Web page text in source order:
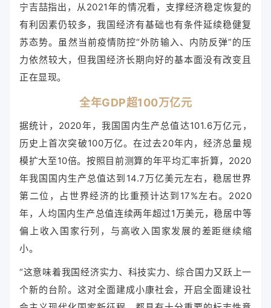
宁吉喆指出，从2021年的情况看，支撑经济稳定恢复的
有利因素仍较多，我国经济有基础也有条件延续稳健复
苏态势。虽然当前疫情防控“外防输入、内防反弹”的压
力依然较大，但我国经济长期向好的基本面没有改变且
正在显现。
全年GDP超100万亿元
据统计，2020年，我国国内生产总值达101.6万亿元，
历史上首次突破100万亿。在过去20年内，经济总量规
模扩大至10倍。按照目前测算的年平均汇率折算，2020
年我国国内生产总值达到14.7万亿美元左右，稳居世界
第二位，占世界经济的比重预计达到17%左右。2020
年，人均国内生产总值连续两年超过1万美元，稳居中等
偏上收入国家行列，与高收入国家发展的差距继续缩
小。
“这意味着我国经济实力、科技实力、综合国力又跃上一
个新的台阶。这对全面建成小康社会，开启全面建设社